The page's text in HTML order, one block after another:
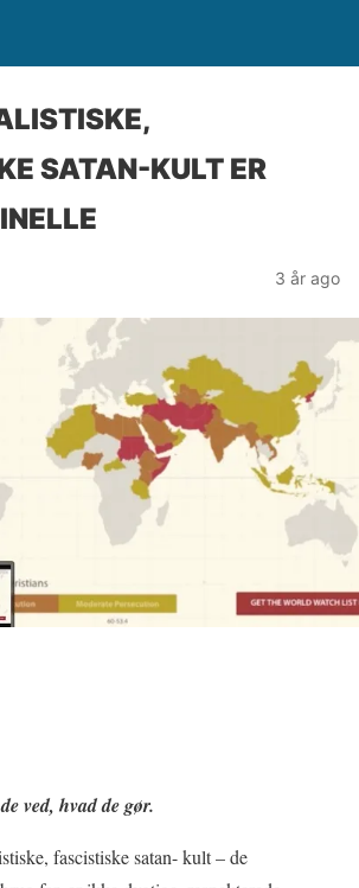
SATAN-KULT ER
3 år ago
ved, hvad de gør.
fascistiske satan- kult – de